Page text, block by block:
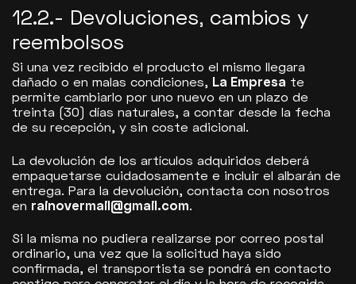
12.2.- Devoluciones, cambios y
reembolsos
Si una vez recibido el producto el mismo llegara
dañado o en malas condiciones, La Empresa te
permite cambiarlo por uno nuevo en un plazo de
treinta (30) días naturales, a contar desde la fecha
de su recepción, y sin coste adicional.
La devolución de los artículos adquiridos deberá
empaquetarse cuidadosamente e incluir el albarán de
entrega. Para la devolución, contacta con nosotros
en rainovermail@gmail.com.
Si la misma no pudiera realizarse por correo postal
ordinario, una vez que la solicitud haya sido
confirmada, el transportista se pondrá en contacto